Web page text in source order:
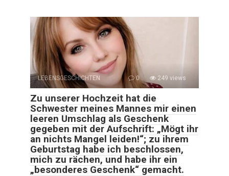
LEBENSGESCHICHTEN 0 249 views
Zu unserer Hochzeit hat die
Schwester meines Mannes mir einen
leeren Umschlag als Geschenk
gegeben mit der Aufschrift: „Mögt ihr
an nichts Mangel leiden!“; zu ihrem
Geburtstag habe ich beschlossen,
mich zu rächen, und habe ihr ein
„besonderes Geschenk“ gemacht.